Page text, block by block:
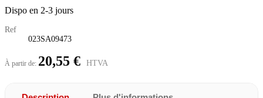
Dispo en 2-3 jours
Ref
023SA09473
À partir de: 20,55 € HTVA